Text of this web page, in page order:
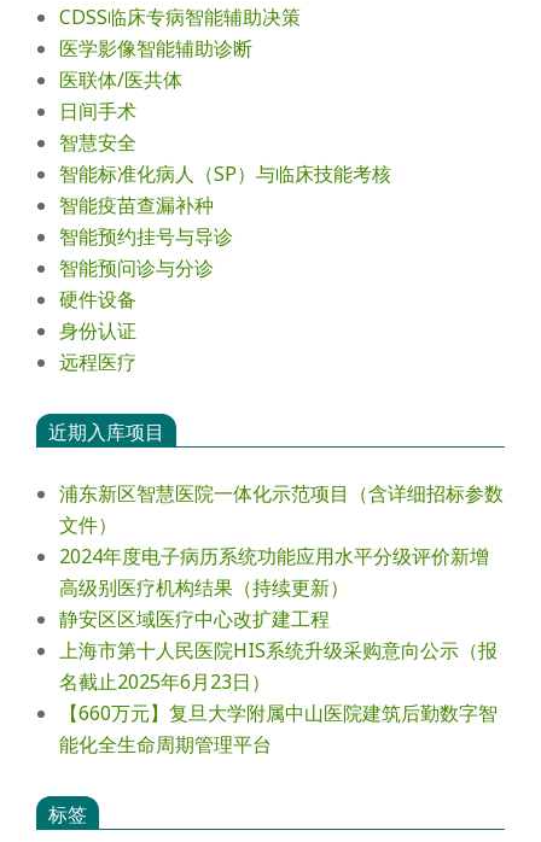
CDSS临床专病智能辅助决策
医学影像智能辅助诊断
医联体/医共体
日间手术
智慧安全
智能标准化病人（SP）与临床技能考核
智能疫苗查漏补种
智能预约挂号与导诊
智能预问诊与分诊
硬件设备
身份认证
远程医疗
近期入库项目
浦东新区智慧医院一体化示范项目（含详细招标参数
文件）
2024年度电⼦病历系统功能应⽤⽔平分级评价新增
⾼级别医疗机构结果（持续更新）
静安区区域医疗中心改扩建工程
上海市第十人民医院HIS系统升级采购意向公示（报
名截止2025年6月23日）
【660万元】复旦大学附属中山医院建筑后勤数字智
能化全生命周期管理平台
标签